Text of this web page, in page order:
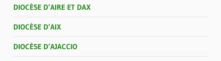
DIOCÈSE D’AIRE ET DAX
DIOCÈSE D’AIX
DIOCÈSE D’AJACCIO